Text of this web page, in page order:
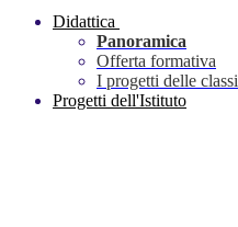
Didattica
Panoramica
Offerta formativa
I progetti delle classi
Progetti dell'Istituto